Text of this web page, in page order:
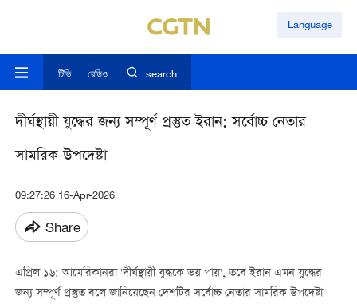
Language
টিভি রেডিও search
দীর্ঘস্থায়ী যুদ্ধের জন্য সম্পূর্ণ প্রস্তুত ইরান: সর্বোচ্চ নেতার
সামরিক উপদেষ্টা
09:27:26 16-Apr-2026
Share
এপ্রিল ১৬: আমেরিকানরা 'দীর্ঘস্থায়ী যুদ্ধকে ভয় পায়', তবে ইরান এমন যুদ্ধের
জন্য সম্পূর্ণ প্রস্তুত বলে জানিয়েছেন দেশটির সর্বোচ্চ নেতার সামরিক উপদেষ্টা